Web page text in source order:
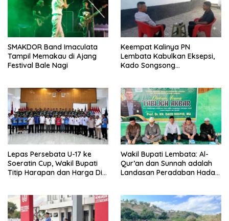
SMAKDOR Band Imaculata
Tampil Memakau di Ajang
Festival Bale Nagi
Keempat Kalinya PN
Lembata Kabulkan Eksepsi,
Kado Songsong
Lepas Persebata U-17 ke
Soeratin Cup, Wakil Bupati
Titip Harapan dan Harga Diri
Wakil Bupati Lembata: Al-
Qur’an dan Sunnah adalah
Landasan Peradaban Hadapi